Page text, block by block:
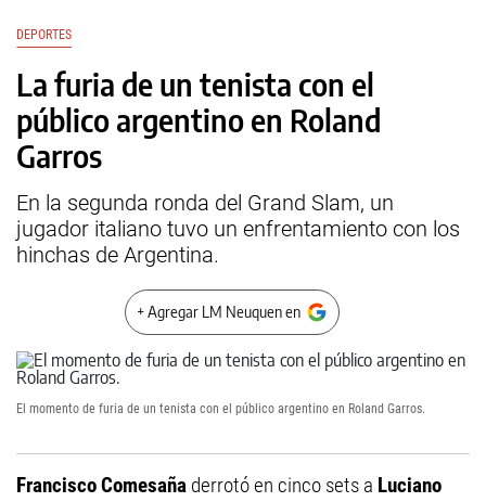
DEPORTES
La furia de un tenista con el
público argentino en Roland
Garros
En la segunda ronda del Grand Slam, un
jugador italiano tuvo un enfrentamiento con los
hinchas de Argentina.
+ Agregar LM Neuquen en
El momento de furia de un tenista con el público argentino en Roland Garros.
Francisco Comesaña derrotó en cinco sets a Luciano